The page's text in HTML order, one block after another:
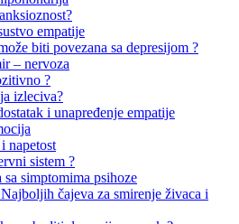
empatije
biti povezana sa depresijom ?
– nervoza
?
izleciva?
i unapređenje empatije
napetost
sistem ?
sa simptomima psihoze
čajeva za smirenje živaca i